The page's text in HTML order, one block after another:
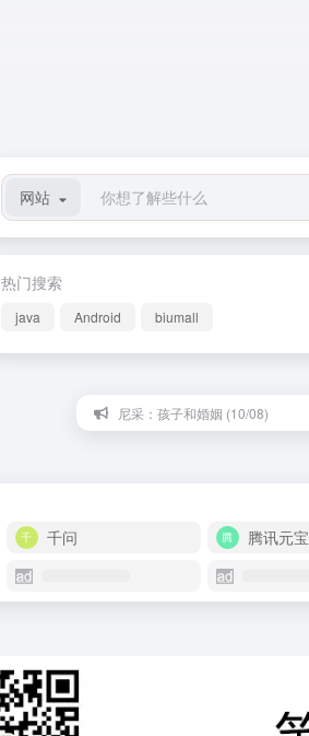
网站
热门搜索
java Android biumall
尼采：孩子和婚姻 (10/08)
千问 腾讯元宝